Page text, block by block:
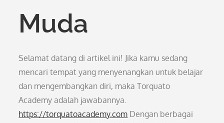
Muda
Selamat datang di artikel ini! Jika kamu sedang
mencari tempat yang menyenangkan untuk belajar
dan mengembangkan diri, maka Torquato
Academy adalah jawabannya.
https://torquatoacademy.com Dengan berbagai